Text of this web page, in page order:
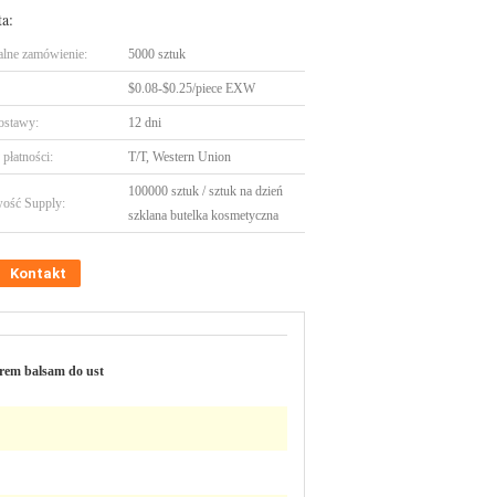
zamówienie: 5000 sztuk
$0.08-$0.25/piece EXW
12 dni
T/T, Western Union
Supply:
100000 sztuk / sztuk na dzień
szklana butelka kosmetyczna
Kontakt
​​balsam do ust